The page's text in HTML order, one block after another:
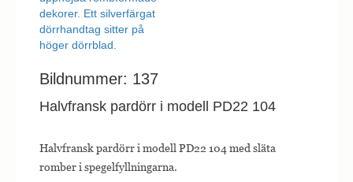
Bildnummer: 137
Halvfransk pardörr i modell PD22 104
Halvfransk pardörr i modell PD22 104 med släta
romber i spegelfyllningarna.
hemsidan.
Marknadsförings-
för att leverera
annonser baserat
besökte tidigare